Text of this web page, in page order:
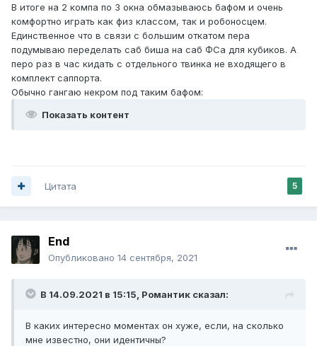
В итоге на 2 компа по 3 окна обмазываюсь бафом и очень
комфортно играть как физ классом, так и робоносцем.
Единственное что в связи с большим откатом пера
подумываю переделать саб биша на саб ФСа для кубиков. А
перо раз в час кидать с отдельного твинка не входящего в
комплект саппорта.
Обычно гангаю некром под таким бафом:
Показать контент
5
Цитата
Еnd
Опубликовано 14 сентября, 2021
В 14.09.2021 в 15:15, Романтик сказал:
В каких интересно моментах он хуже, если, на сколько
мне известно, они идентичны?